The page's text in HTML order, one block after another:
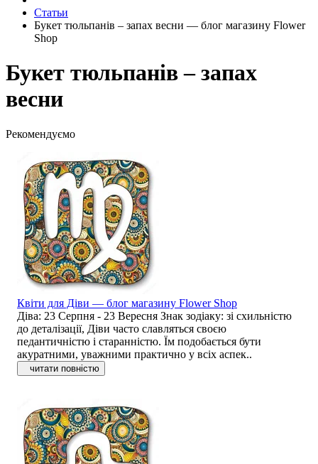
Статьи
Букет тюльпанів – запах весни — блог магазину Flower
Shop
Букет тюльпанів – запах
весни
Рекомендуємо
Квіти для Діви — блог магазину Flower Shop
Діва: 23 Серпня - 23 Вересня Знак зодіаку: зі схильністю
до деталізації, Діви часто славляться своєю
педантичністю і старанністю. Їм подобається бути
акуратними, уважними практично у всіх аспек..
читати повністю